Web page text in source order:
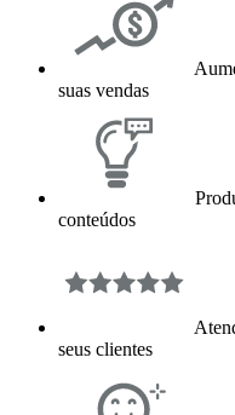
suas vendas
conteúdos
seus clientes